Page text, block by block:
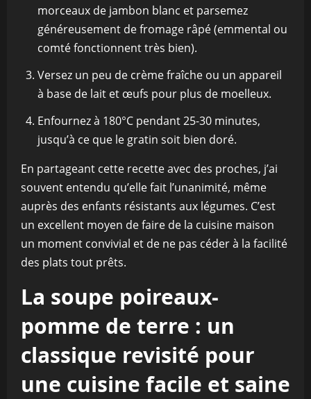
morceaux de jambon blanc et parsemez
généreusement de fromage râpé (emmental ou
comté fonctionnent très bien).
Versez un peu de crème fraîche ou un appareil
à base de lait et œufs pour plus de moelleux.
Enfournez à 180°C pendant 25-30 minutes,
jusqu’à ce que le gratin soit bien doré.
En partageant cette recette avec des proches, j’ai
souvent entendu qu’elle fait l’unanimité, même
auprès des enfants résistants aux légumes. C’est
un excellent moyen de faire de la cuisine maison
un moment convivial et de ne pas céder à la facilité
des plats tout prêts.
La soupe poireaux-
pomme de terre : un
classique revisité pour
une cuisine facile et saine